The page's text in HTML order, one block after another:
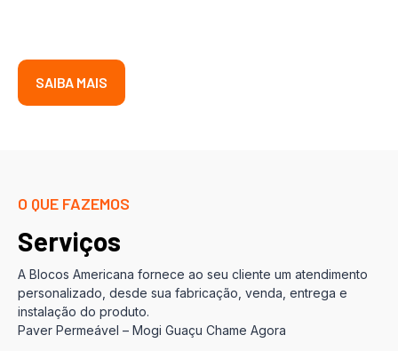
SAIBA MAIS
O QUE FAZEMOS
Serviços
A Blocos Americana fornece ao seu cliente um atendimento
personalizado, desde sua fabricação, venda, entrega e
instalação do produto.
Paver Permeável – Mogi Guaçu Chame Agora